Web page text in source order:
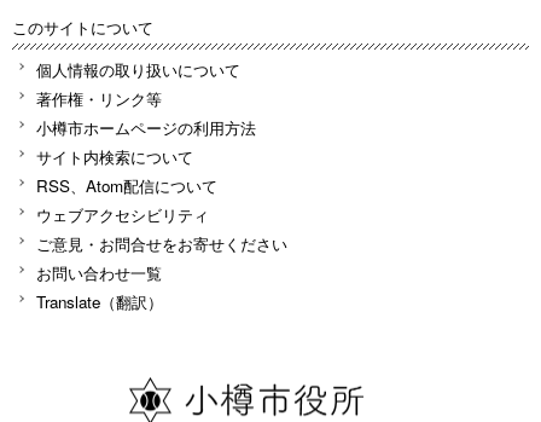
このサイトについて
個人情報の取り扱いについて
著作権・リンク等
小樽市ホームページの利用方法
サイト内検索について
RSS、Atom配信について
ウェブアクセシビリティ
ご意見・お問合せをお寄せください
お問い合わせ一覧
Translate（翻訳）